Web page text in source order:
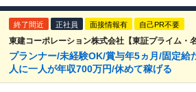
終了間近 正社員 面接情報有 自己PR不要
東建コーポレーション株式会社【東証プライム・
プランナー/未経験OK/賞与年5ヵ月/固定給
人に一人が年収700万円/休めて稼げる